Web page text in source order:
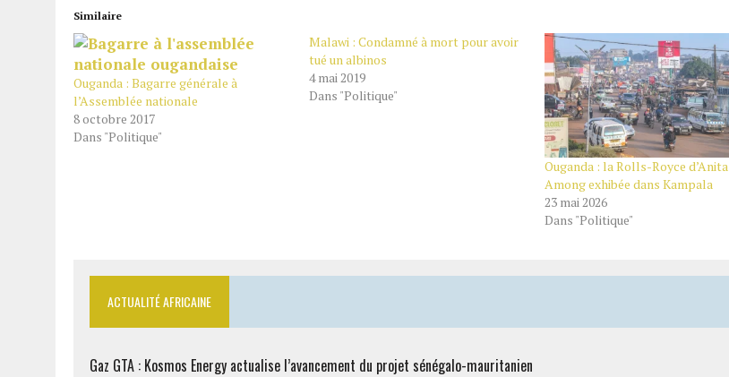
Similaire
Ouganda : Bagarre générale à
l’Assemblée nationale
8 octobre 2017
Dans "Politique"
Malawi : Condamné à mort pour avoir
tué un albinos
4 mai 2019
Dans "Politique"
Ouganda : la Rolls-Royce d’Anita
Among exhibée dans Kampala
23 mai 2026
Dans "Politique"
ACTUALITÉ AFRICAINE
Gaz GTA : Kosmos Energy actualise l’avancement du projet sénégalo-mauritanien